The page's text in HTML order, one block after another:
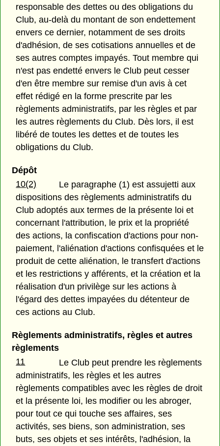
responsable des dettes ou des obligations du
Club, au-delà du montant de son endettement
envers ce dernier, notamment de ses droits
d'adhésion, de ses cotisations annuelles et de
ses autres comptes impayés. Tout membre qui
n'est pas endetté envers le Club peut cesser
d'en être membre sur remise d'un avis à cet
effet rédigé en la forme prescrite par les
règlements administratifs, par les règles et par
les autres règlements du Club. Dès lors, il est
libéré de toutes les dettes et de toutes les
obligations du Club.
Dépôt
10(2)
Le paragraphe (1) est assujetti aux
dispositions des règlements administratifs du
Club adoptés aux termes de la présente loi et
concernant l'attribution, le prix et la propriété
des actions, la confiscation d'actions pour non-
paiement, l'aliénation d'actions confisquées et le
produit de cette aliénation, le transfert d'actions
et les restrictions y afférents, et la création et la
réalisation d'un privilège sur les actions à
l'égard des dettes impayées du détenteur de
ces actions au Club.
Règlements administratifs, règles et autres
règlements
11
Le Club peut prendre les règlements
administratifs, les règles et les autres
règlements compatibles avec les règles de droit
et la présente loi, les modifier ou les abroger,
pour tout ce qui touche ses affaires, ses
activités, ses biens, son administration, ses
buts, ses objets et ses intérêts, l'adhésion, la